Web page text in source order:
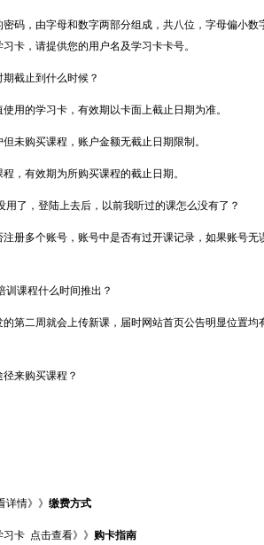
码，由字母和数字两部分组成，共八位，字母偏小
卡，请提供您的用户名及学习卡卡号。
截止到什么时候？
用的学习卡，有效期以卡面上截止日期为准。
未购买课程，账户金额无截止日期限制。
，有效期为所购买课程的截止日期。
了，登陆上去后，以前我听过的课怎么没有了？
册多个账号，账号中是否有过开课记录，如果账号
课程什么时间推出？
第二周就会上传新课，届时网站首页公告明显位置
来购买课程？
情》》 缴费方式
卡 点击查看》》 购卡指南